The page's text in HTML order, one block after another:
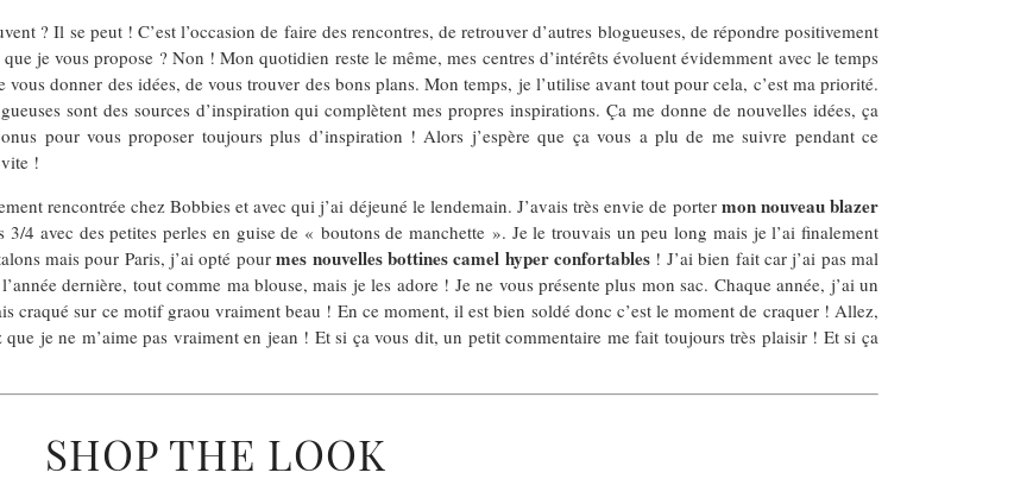
? Il se peut ! C’est l’occasion de faire des rencontres, de retrouver d’autres blogueuses, de répondre positivement
je vous propose ? Non ! Mon quotidien reste le même, mes centres d’intérêts évoluent évidemment avec le temps
donner des idées, de vous trouver des bons plans. Mon temps, je l’utilise avant tout pour cela, c’est ma priorité.
sont des sources d’inspiration qui complètent mes propres inspirations. Ça me donne de nouvelles idées, ça
pour vous proposer toujours plus d’inspiration ! Alors j’espère que ça vous a plu de me suivre pendant ce
!
rencontrée chez Bobbies et avec qui j’ai déjeuné le lendemain. J’avais très envie de porter mon nouveau blazer
4 avec des petites perles en guise de « boutons de manchette ». Je le trouvais un peu long mais je l’ai finalement
mais pour Paris, j’ai opté pourmes nouvelles bottines camel hyper confortables ! J’ai bien fait car j’ai pas mal
dernière, tout comme ma blouse, mais je les adore ! Je ne vous présente plus mon sac. Chaque année, j’ai un
craqué sur ce motif graou vraiment beau ! En ce moment, il est bien soldé donc c’est le moment de craquer ! Allez,
que je ne m’aime pas vraiment en jean ! Et si ça vous dit, un petit commentaire me fait toujours très plaisir ! Et si ça
SHOP THE LOOK